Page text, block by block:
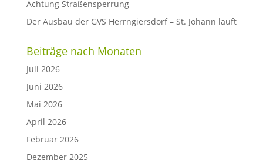
Achtung Straßensperrung
Der Ausbau der GVS Herrngiersdorf – St. Johann läuft
Beiträge nach Monaten
Juli 2026
Juni 2026
Mai 2026
April 2026
Februar 2026
Dezember 2025